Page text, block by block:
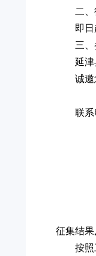
二
即
三
延津
诚
联
征集结果
按照